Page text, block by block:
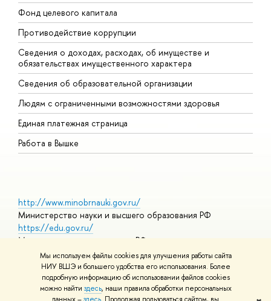
Мы используем файлы cookies для улучшения работы сайта
НИУ ВШЭ и большего удобства его использования. Более
подробную информацию об использовании файлов cookies
можно найти здесь, наши правила обработки персональных
Фонд целевого капитала
Противодействие коррупции
Сведения о доходах, расходах, об имуществе и
обязательствах имущественного характера
Сведения об образовательной организации
Людям с ограниченными возможностями здоровья
Единая платежная страница
Работа в Вышке
http://www.minobrnauki.gov.ru/
Министерство науки и высшего образования РФ
https://edu.gov.ru/
Министерство просвещения РФ
https://elearning.hse.ru/mooc
Массовые открытые онлайн-курсы